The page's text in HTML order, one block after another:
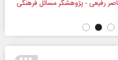
رفیعی - پژوهشگر مسائل فرهنگی